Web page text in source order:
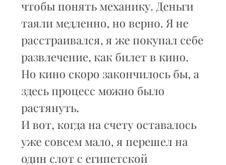
чтобы понять механику. Деньги
таяли медленно, но верно. Я не
расстраивался, я же покупал себе
развлечение, как билет в кино.
Но кино скоро закончилось бы, а
здесь процесс можно было
растянуть.
И вот, когда на счету оставалось
уже совсем мало, я перешел на
один слот с египетской